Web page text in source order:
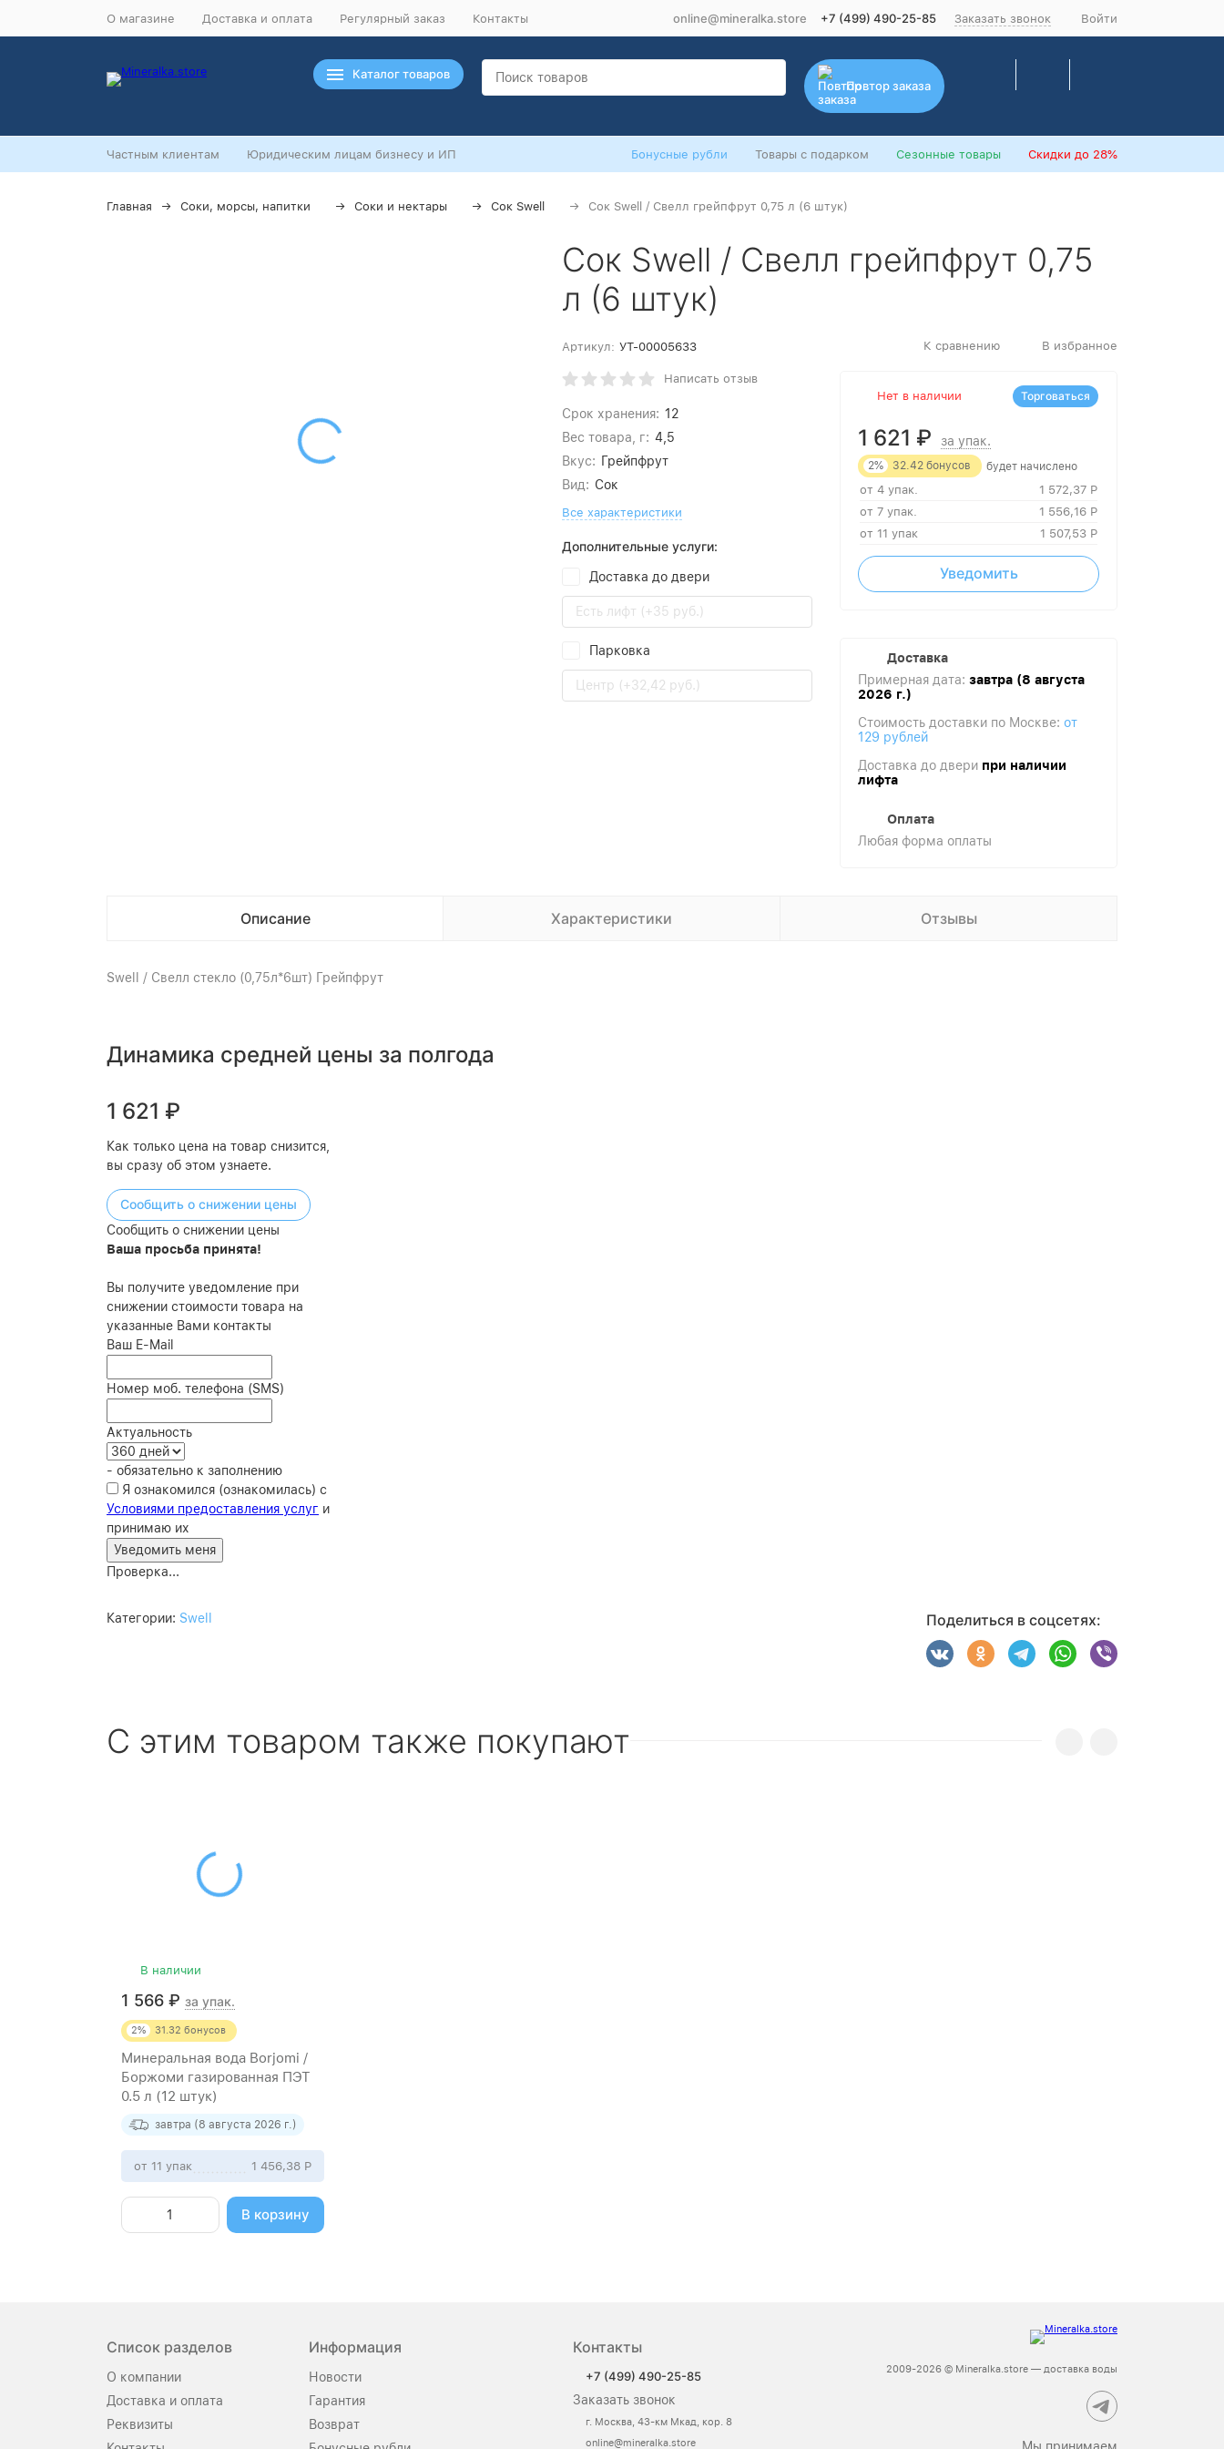
О магазине Доставка и оплата Регулярный заказ Контакты online@mineralka.store +7 (499) 490-25-85 Заказать звонок Войти
Каталог товаров
Повтор заказа
Частным клиентам Юридическим лицам бизнесу и ИП Бонусные рубли Товары с подарком Сезонные товары Скидки до 28%
Главная Соки, морсы, напитки Соки и нектары Сок Swell Сок Swell / Свелл грейпфрут 0,75 л (6 штук)
Сок Swell / Свелл грейпфрут 0,75
л (6 штук)
Артикул: УТ-00005633 К сравнению В избранное
Написать отзыв
Срок хранения: 12
Вес товара, г: 4,5
Вкус: Грейпфрут
Вид: Сок
Все характеристики
Дополнительные услуги:
Доставка до двери
Есть лифт (+35 руб.)
Парковка
Центр (+32,42 руб.)
Нет в наличии
1 621 ₽ за упак.
2% 32.42 бонусов будет начислено
от 4 упак. 1 572,37 Р
от 7 упак.
1 556,16 Р
от 11 упак
1 507,53 Р
Уведомить
Торговаться
Доставка
Примерная дата: завтра (8 августа
2026 г.)
Стоимость доставки по Москве: от
129 рублей
Доставка до двери при наличии
лифта
Оплата
Любая форма оплаты
Описание Характеристики Отзывы
Swell / Свелл стекло (0,75л*6шт) Грейпфрут
Динамика средней цены за полгода
1 621 ₽
Как только цена на товар снизится,
вы сразу об этом узнаете.
Сообщить о снижении цены
Сообщить о снижении цены
Ваша просьба принята!
Вы получите уведомление при
снижении стоимости товара на
указанные Вами контакты
Ваш E-Mail
Номер моб. телефона (SMS)
Актуальность
- обязательно к заполнению
Я ознакомился (ознакомилась) с
Условиями предоставления услуг и
принимаю их
Проверка...
Категории: Swell Поделиться в соцсетях:
С этим товаром также покупают
В наличии
1 566 ₽ за упак.
2% 31.32 бонусов
Минеральная вода Borjomi /
Боржоми газированная ПЭТ
0.5 л (12 штук)
завтра (8 августа 2026 г.)
от 11 упак 1 456,38 Р
В корзину
Список разделов
О компании
Доставка и оплата
Реквизиты
Информация
Новости
Гарантия
Возврат
Контакты
+7 (499) 490-25-85
Заказать звонок
г. Москва, 43-км Мкад, кор. 8
online@mineralka.store
2009-2026 © Mineralka.store — доставка воды